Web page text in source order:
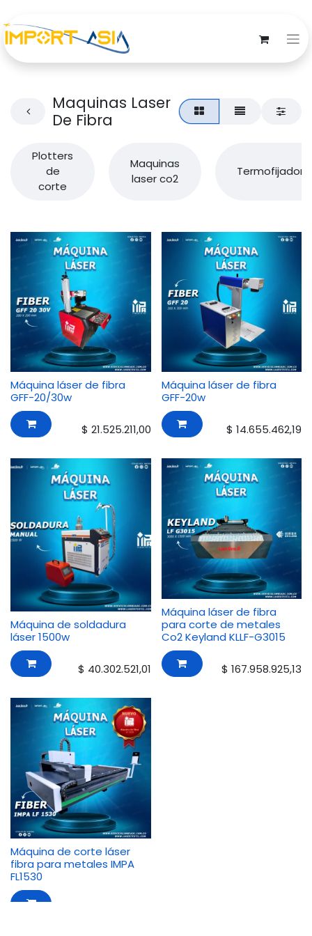
Maquinas Laser
De Fibra
Plotters
de
corte
Maquinas
laser co2
Máquina láser de fibra
GFF-20/30w
$ 21.525.211,00
Máquina láser de fibra
GFF-20w
$ 14.655.462,19
Máquina de soldadura
láser 1500w
$ 40.302.521,01
Máquina láser de fibra
para corte de metales
Co2 Keyland KLLF-G3015
$ 167.958.925,13
Máquina de corte láser
fibra para metales IMPA
FL1530